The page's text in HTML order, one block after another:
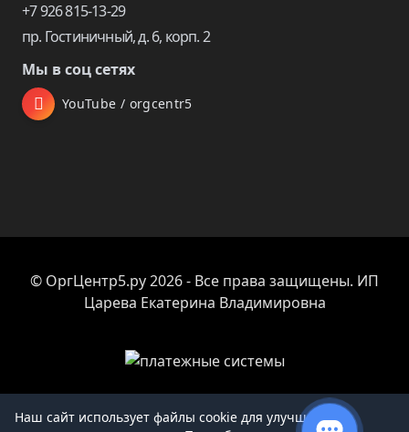
+7 926 815-13-29
пр. Гостиничный, д. 6, корп. 2
Мы в соц сетях
YouTube / orgcentr5
© ОргЦентр5.ру 2026 - Все права защищены. ИП
Царева Екатерина Владимировна
Наш сайт использует файлы cookie для улучшения